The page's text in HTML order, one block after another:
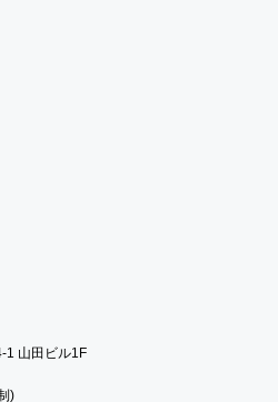
山田ビル1F
)